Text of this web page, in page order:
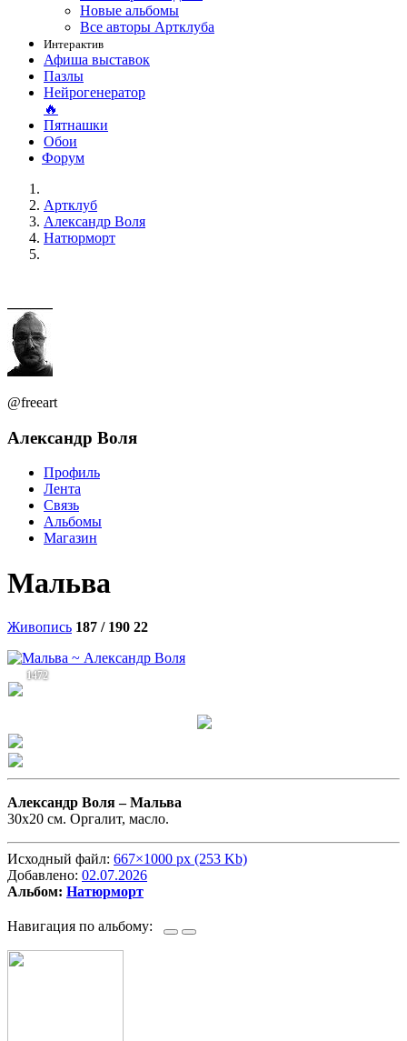
Новые альбомы
Все авторы Артклуба
Интерактив
Афиша выставок
Пазлы
Нейрогенератор
🔥
Пятнашки
Обои
Форум
Артклуб
Александр Воля
Натюрморт
@freeart
Александр Воля
Профиль
Лента
Связь
Альбомы
Магазин
Мальва
Живопись 187 / 190 22
1472
Александр Воля –Мальва
30х20 см. Оргалит, масло.
Исходный файл: 667×1000 px (253 Kb)
Добавлено: 02.07.2026
Альбом: Натюрморт
Навигация по альбому: